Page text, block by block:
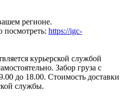
регионе.
посмотреть: https://igc-
курьерской службой
Забор груза с
до 18.00. Стоимость доставки
службы.